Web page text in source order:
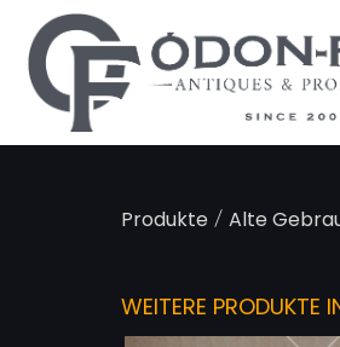
Produkte/Alte
WEITERE PRODUKTE
Cookie-Einstellungen